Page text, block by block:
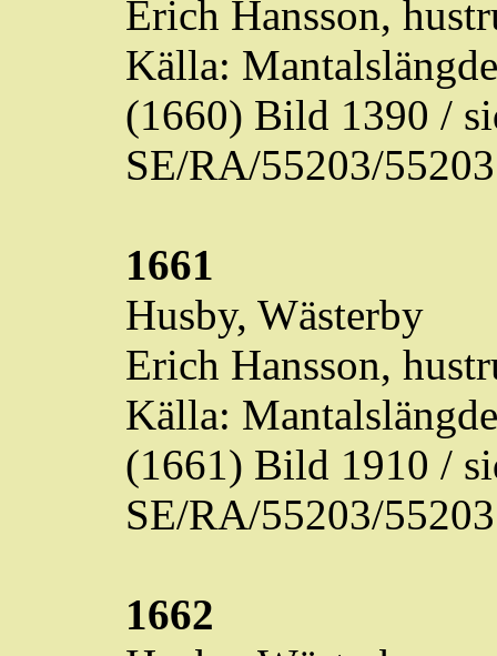
Erich Hansson,
Källa:
(1660) Bild 1390 /
SE/RA/55203/
1661
Husby, Wästerby
Erich Hansson,
Källa:
(1661) Bild 1910 /
SE/RA/55203/
1662